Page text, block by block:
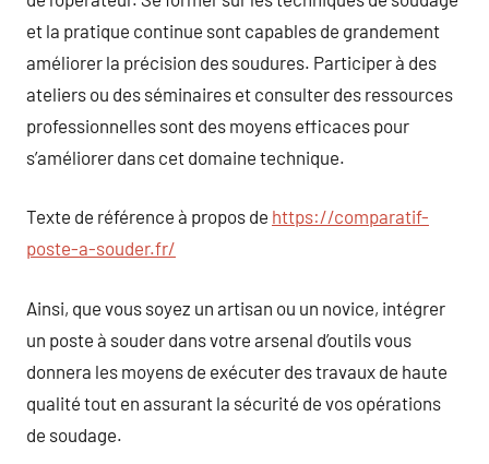
et la pratique continue sont capables de grandement
améliorer la précision des soudures. Participer à des
ateliers ou des séminaires et consulter des ressources
professionnelles sont des moyens efficaces pour
s’améliorer dans cet domaine technique.
Texte de référence à propos de https://comparatif-
poste-a-souder.fr/
Ainsi, que vous soyez un artisan ou un novice, intégrer
un poste à souder dans votre arsenal d’outils vous
donnera les moyens de exécuter des travaux de haute
qualité tout en assurant la sécurité de vos opérations
de soudage.